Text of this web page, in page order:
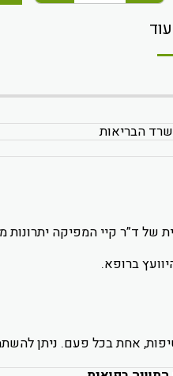
הבריאות
של ד”ר קיי המפיקה
ברופא.